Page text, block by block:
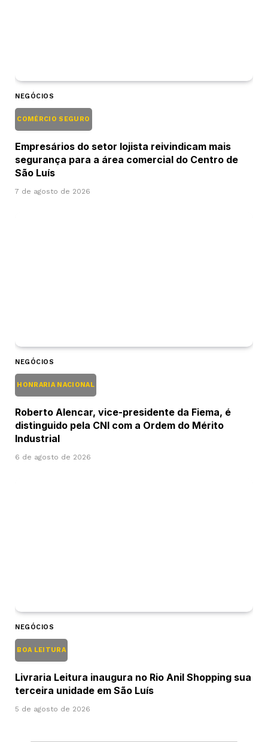
NEGÓCIOS
COMÉRCIO SEGURO
Empresários do setor lojista reivindicam mais
segurança para a área comercial do Centro de
São Luís
7 de agosto de 2026
NEGÓCIOS
HONRARIA NACIONAL
Roberto Alencar, vice-presidente da Fiema, é
distinguido pela CNI com a Ordem do Mérito
Industrial
6 de agosto de 2026
NEGÓCIOS
BOA LEITURA
Livraria Leitura inaugura no Rio Anil Shopping sua
terceira unidade em São Luís
5 de agosto de 2026